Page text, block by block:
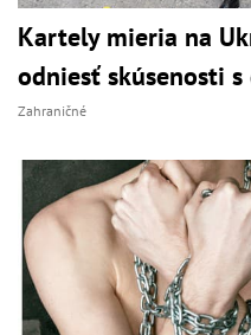
Kartely mieria na
odniesť skúsenosti
Zahraničné